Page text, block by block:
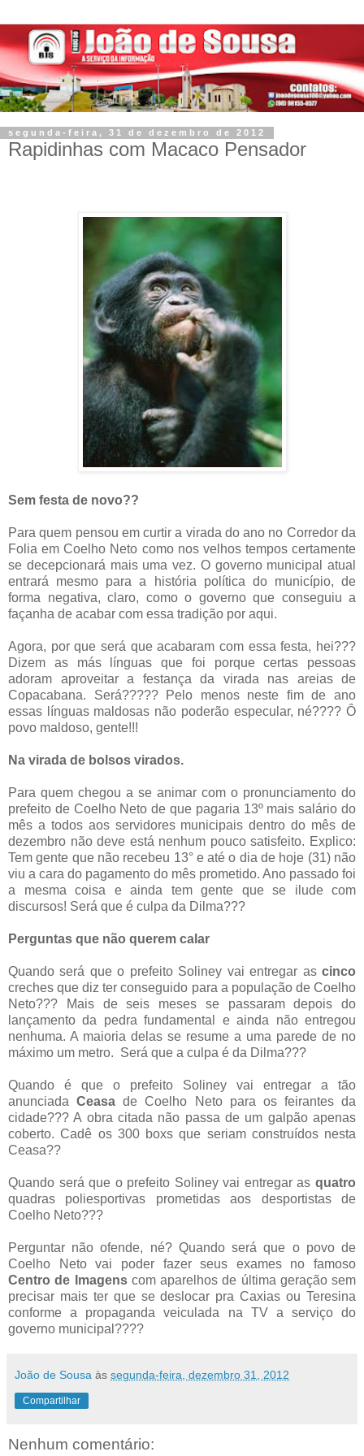
segunda-feira, 31 de dezembro de 2012
Rapidinhas com Macaco Pensador
Sem festa de novo??
Para quem pensou em curtir a virada do ano no Corredor da
Folia em Coelho Neto como nos velhos tempos certamente
se decepcionará mais uma vez. O governo municipal atual
entrará mesmo para a história política do município, de
forma negativa, claro, como o governo que conseguiu a
façanha de acabar com essa tradição por aqui.
Agora, por que será que acabaram com essa festa, hei???
Dizem as más línguas que foi porque certas pessoas
adoram aproveitar a festança da virada nas areias de
Copacabana. Será????? Pelo menos neste fim de ano
essas línguas maldosas não poderão especular, né???? Ô
povo maldoso, gente!!!
Na virada de bolsos virados.
Para quem chegou a se animar com o pronunciamento do
prefeito de Coelho Neto de que pagaria 13º mais salário do
mês a todos aos servidores municipais dentro do mês de
dezembro não deve está nenhum pouco satisfeito. Explico:
Tem gente que não recebeu 13° e até o dia de hoje (31) não
viu a cara do pagamento do mês prometido. Ano passado foi
a mesma coisa e ainda tem gente que se ilude com
discursos! Será que é culpa da Dilma???
Perguntas que não querem calar
Quando será que o prefeito Soliney vai entregar as cinco
creches que diz ter conseguido para a população de Coelho
Neto??? Mais de seis meses se passaram depois do
lançamento da pedra fundamental e ainda não entregou
nenhuma. A maioria delas se resume a uma parede de no
máximo um metro. Será que a culpa é da Dilma???
Quando é que o prefeito Soliney vai entregar a tão
anunciadaCeasa de Coelho Neto para os feirantes da
cidade??? A obra citada não passa de um galpão apenas
coberto. Cadê os 300 boxs que seriam construídos nesta
Ceasa??
Quando será que o prefeito Soliney vai entregar as quatro
quadras poliesportivas prometidas aos desportistas de
Coelho Neto???
Perguntar não ofende, né? Quando será que o povo de
Coelho Neto vai poder fazer seus exames no famoso
Centro de Imagenscom aparelhos de última geração sem
precisar mais ter que se deslocar pra Caxias ou Teresina
conforme a propaganda veiculada na TV a serviço do
governo municipal????
João de Sousa às segunda-feira, dezembro 31, 2012
Compartilhar
Nenhum comentário: